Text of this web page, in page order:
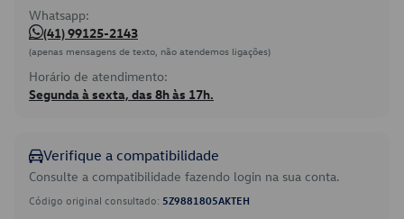
Whatsapp:
(41) 99125-2143
(apenas mensagens de texto, não atendemos ligações)
Horário de atendimento:
Segunda à sexta, das 8h às 17h.
Verifique a compatibilidade
Consulte a compatibilidade fazendo login na sua conta.
Código original consultado: 5Z9881805AKTEH